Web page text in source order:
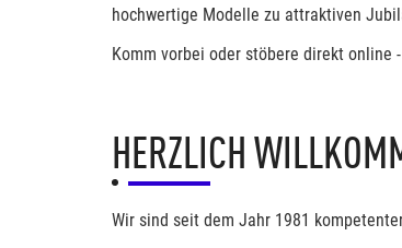
hochwertige Modelle zu attraktiven
Komm vorbei oder stöbere direkt
HERZLICH
Wir sind seit dem Jahr 1981